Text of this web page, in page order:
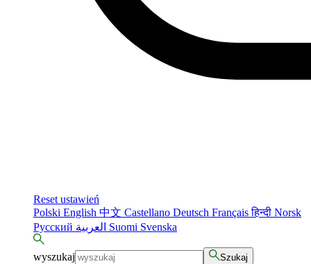
Reset ustawień
Polski English 中文 Castellano Deutsch Françaisहिन्दी Norsk
Русский
Suomi Svenska
wyszukaj Szukaj